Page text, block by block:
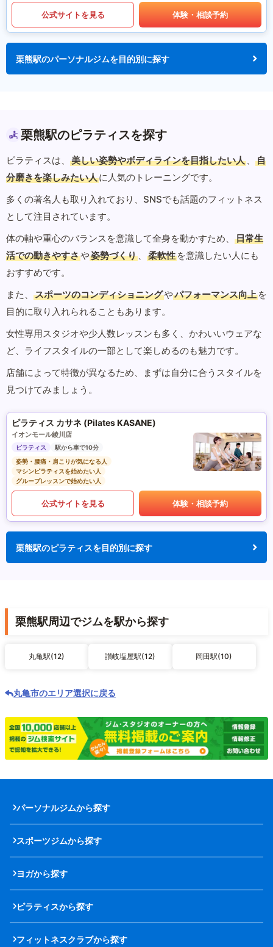
公式サイトを見る 体験・相談予約
栗熊駅のパーソナルジムを目的別に探す
栗熊駅のピラティスを探す
ピラティスは、 美しい姿勢やボディラインを目指したい人 、
自
分磨きを楽しみたい人に人気のトレーニングです。
多くの著名人も取り入れており、SNSでも話題のフィットネス
として注目されています。
体の軸や重心のバランスを意識して全身を動かすため、
日常生
活での動きやすさや姿勢づくり 、 柔軟性 を意識したい人にも
おすすめです。
また、
スポーツのコンディショニングやパフォーマンス向上 を
目的に取り入れられることもあります。
女性専用スタジオや少人数レッスンも多く、かわいいウェアな
ど、ライフスタイルの一部として楽しめるのも魅力です。
店舗によって特徴が異なるため、まずは自分に合うスタイルを
見つけてみましょう。
ピラティス カサネ (Pilates KASANE)
イオンモール綾川店
ピラティス
駅から車で10分
姿勢・腰痛・肩こりが気になる人
マシンピラティスを始めたい人
グループレッスンで始めたい人
公式サイトを見る 体験・相談予約
栗熊駅のピラティスを目的別に探す
栗熊駅周辺でジムを駅から探す
丸亀駅(12) 讃岐塩屋駅(12) 岡田駅(10)
丸亀市のエリア選択に戻る
パーソナルジムから探す
スポーツジムから探す
ヨガから探す
ピラティスから探す
フィットネスクラブから探す